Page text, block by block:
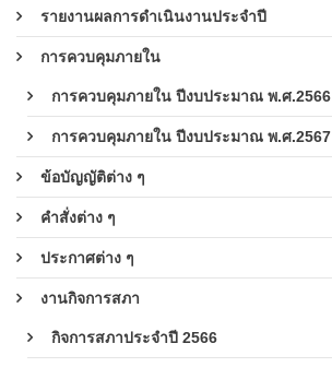
รายงานผลการดำเนินงานประจำปี
การควบคุมภายใน
การควบคุมภายใน ปีงบประมาณ พ.ศ.2566
การควบคุมภายใน ปีงบประมาณ พ.ศ.2567
ข้อบัญญัติต่าง ๆ
คำสั่งต่าง ๆ
ประกาศต่าง ๆ
งานกิจการสภา
กิจการสภาประจำปี 2566